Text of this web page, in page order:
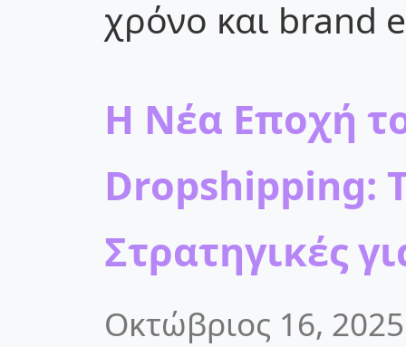
χρόνο και brand
Η Νέα Εποχή
Dropshipping:
Στρατηγικές
Οκτώβριος 16, 2025